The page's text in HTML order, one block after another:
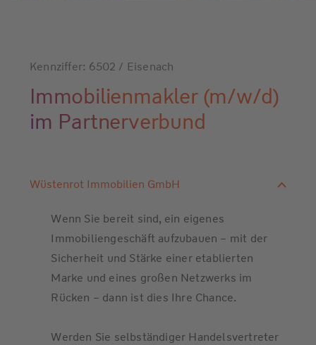
Kennziffer: 6502 / Eisenach
Immobilienmakler (m/w/d)
im Partnerverbund
Wüstenrot Immobilien GmbH
Wenn Sie bereit sind, ein eigenes
Immobiliengeschäft aufzubauen – mit der
Sicherheit und Stärke einer etablierten
Marke und eines großen Netzwerks im
Rücken – dann ist dies Ihre Chance.
Werden Sie selbständiger Handelsvertreter